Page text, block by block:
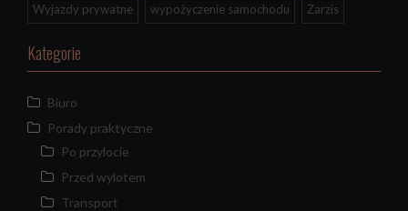
Wyjazdy prywatne wypożyczenie samochodu Zarzis
Kategorie
Biuro
Porady praktyczne
Po przylocie
Przed wylotem
Transport